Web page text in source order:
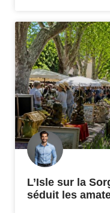
L’Isle sur la
séduit les